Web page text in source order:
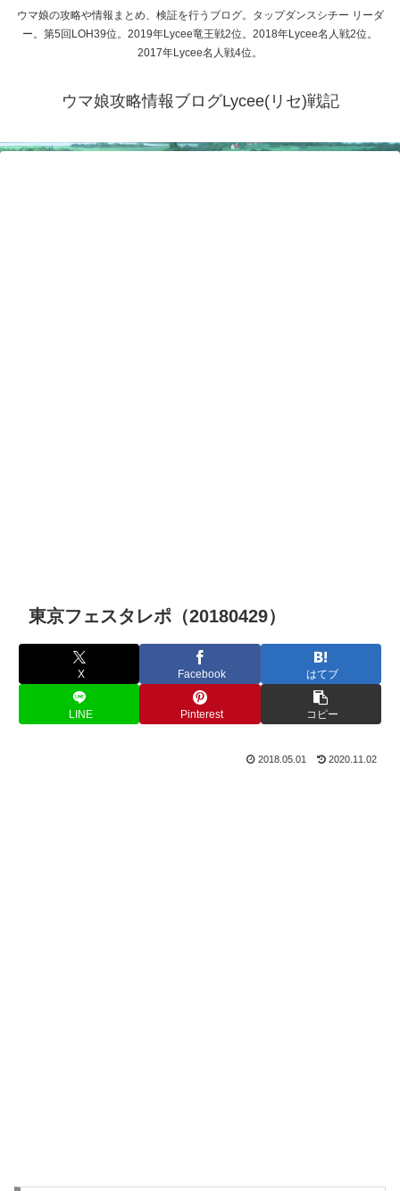
ウマ娘の攻略や情報まとめ、検証を行うブログ。タップダンスシチー リーダ
ー。第5回LOH39位。2019年Lycee竜王戦2位。2018年Lycee名人戦2位。
2017年Lycee名人戦4位。
ウマ娘攻略情報ブログLycee(リセ)戦記
東京フェスタレポ（20180429）
X Facebook はてブ
LINE Pinterest コピー
2018.05.01 2020.11.02